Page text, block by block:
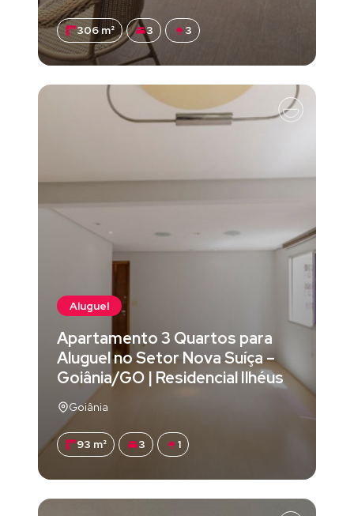
306 m² 3 3
Aluguel
Apartamento 3 Quartos para
Aluguel no Setor Nova Suíça –
Goiânia/GO | Residencial Ilhéus
Goiânia
93 m² 3 1